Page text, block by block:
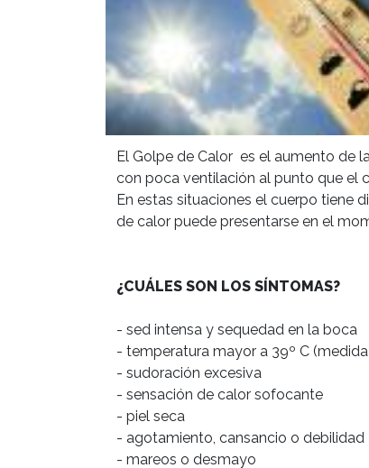
El Golpe de Calor  es el aumento de
con poca ventilación al punto que el
En estas situaciones el cuerpo tiene
de calor puede presentarse en el
¿CUÁLES SON LOS SÍNTOMAS?
- sed intensa y sequedad en la boca
- temperatura mayor a 39º C
- sudoración excesiva
- sensación de calor sofocante
- piel seca
- agotamiento, cansancio o debilidad
- mareos o desmayo